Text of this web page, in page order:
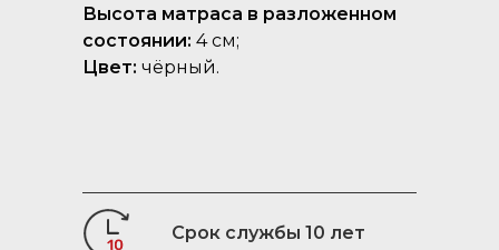
Высота матраса в разложенном
состоянии: 4 см;
Цвет: чёрный.
Срок службы 10 лет